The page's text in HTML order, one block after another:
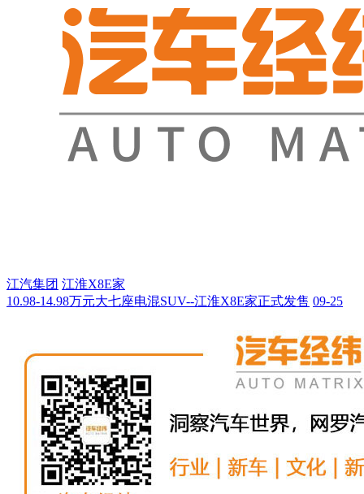
江汽集团 江淮X8E家
10.98-14.98万元大七座电混SUV--江淮X8E家正式发售 09-25